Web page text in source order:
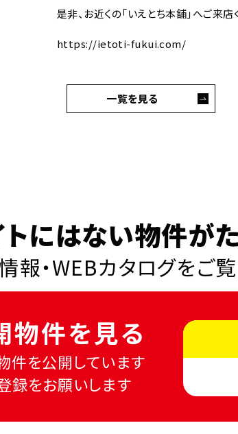
是非、お近くの「いえとち本舗」へご来店
https://ietoti-fukui.com/
一覧を見る
にはない物件がた
報・WEBカタログをご
物件を見る
件を公開しています
録をお願いします